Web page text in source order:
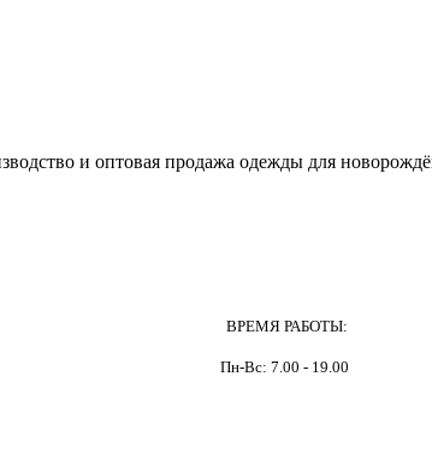
и оптовая продажа одежды для
ВРЕМЯ РАБОТЫ:
Пн-Вс: 7.00 - 19.00